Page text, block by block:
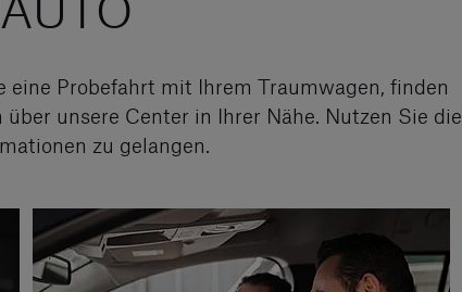
eine Probefahrt mit Ihrem Traumwagen, finden
unsere Center in Ihrer Nähe. Nutzen Sie die
zu gelangen.